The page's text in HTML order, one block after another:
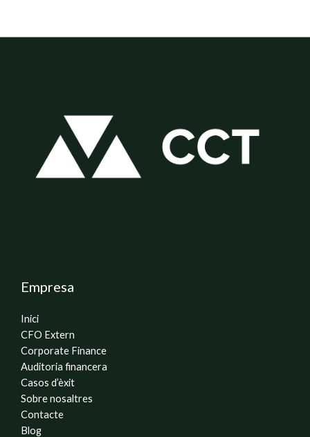
Empresa
Inici
CFO Extern
Corporate Finance
Auditoria financera
Casos d’èxit
Sobre nosaltres
Contacte
Blog